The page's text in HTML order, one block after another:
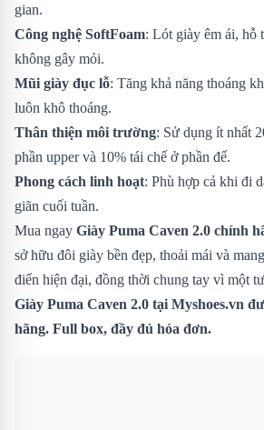
gian.
Công nghệ SoftFoam: Lót giày êm ái, hỗ
không gây mỏi.
Mũi giày đục lỗ: Tăng khả năng thoáng
luôn khô thoáng.
Thân thiện môi trường: Sử dụng ít nhất
phần upper và 10% tái chế ở phần đế.
Phong cách linh hoạt: Phù hợp cả khi đi
giãn cuối tuần.
Mua ngay Giày Puma Caven 2.0 chính
sở hữu đôi giày bền đẹp, thoải mái và
điển hiện đại, đồng thời chung tay vì một
Giày Puma Caven 2.0 tại Myshoes.vn
hãng. Full box, đầy đủ hóa đơn.